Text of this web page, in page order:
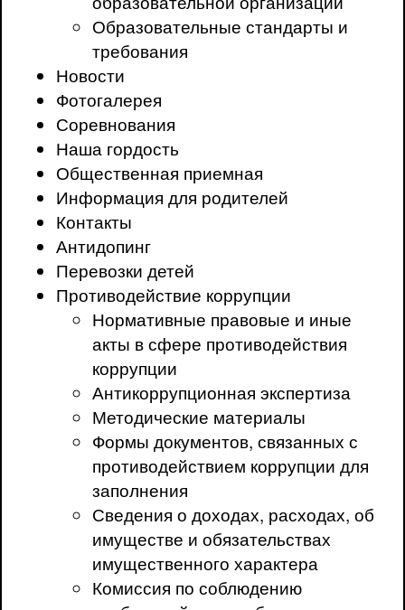
Образовательные стандарты и
требования
Новости
Фотогалерея
Соревнования
Наша гордость
Общественная приемная
Информация для родителей
Контакты
Антидопинг
Перевозки детей
Противодействие коррупции
Нормативные правовые и иные
акты в сфере противодействия
коррупции
Антикоррупционная экспертиза
Методические материалы
Формы документов, связанных с
противодействием коррупции для
заполнения
Сведения о доходах, расходах, об
имуществе и обязательствах
имущественного характера
Комиссия по соблюдению